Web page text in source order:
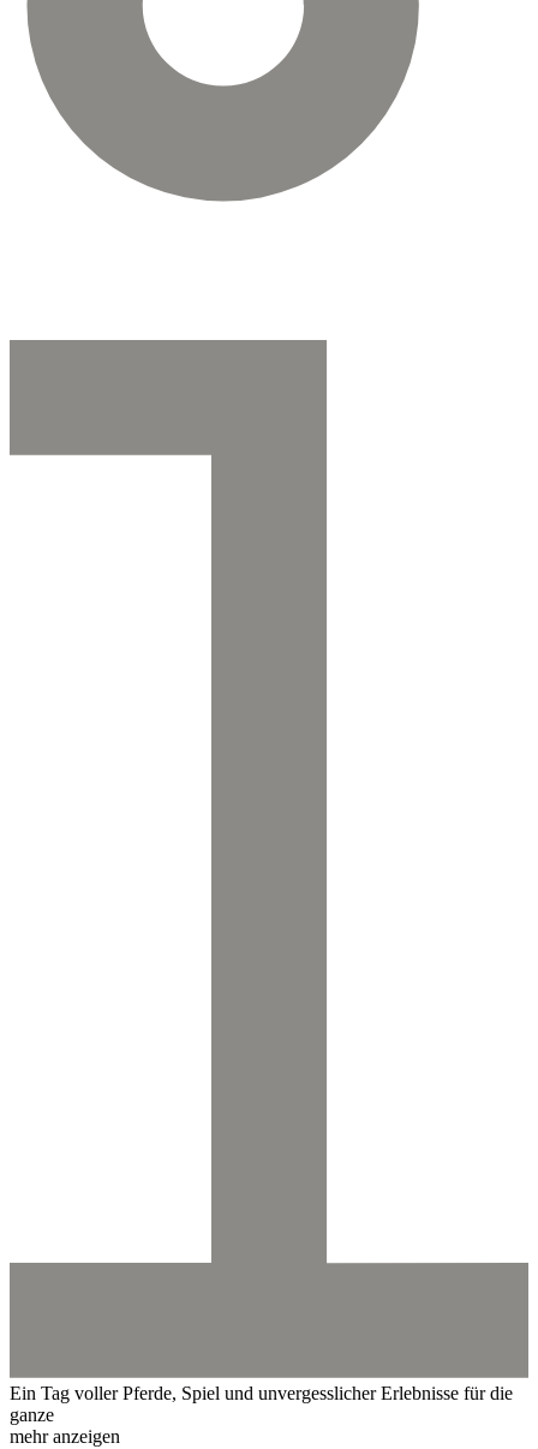
Ein Tag voller Pferde, Spiel und unvergesslicher Erlebnisse für die
ganze
mehr anzeigen